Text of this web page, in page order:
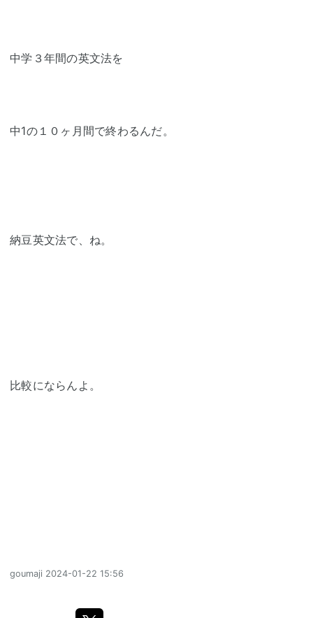
中学３年間の英文法を
中1の１０ヶ月間で終わるんだ。
納豆英文法で、ね。
比較にならんよ。
goumaji 2024-01-22 15:56